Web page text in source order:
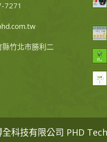
7271
竹北市勝利二
全科技有限公司 PHD